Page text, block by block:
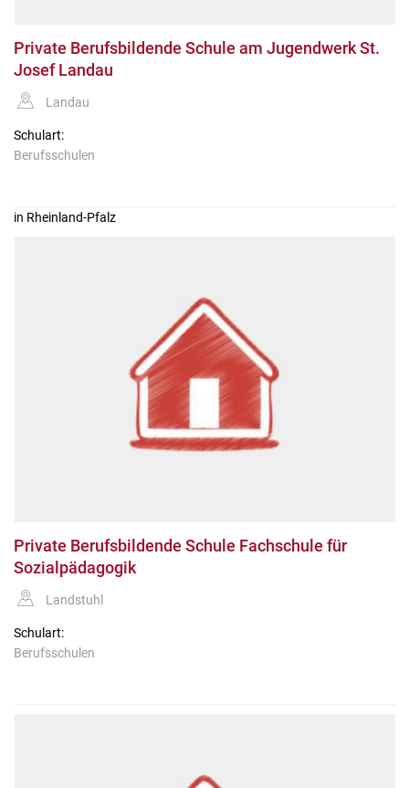
Private Berufsbildende Schule am Jugendwerk St.
Josef Landau
Landau
Schulart:
Berufsschulen
in Rheinland-Pfalz
Private Berufsbildende Schule Fachschule für
Sozialpädagogik
Landstuhl
Schulart:
Berufsschulen